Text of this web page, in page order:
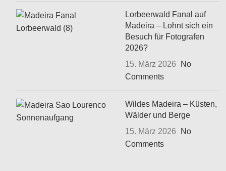
Lorbeerwald Fanal auf
Madeira – Lohnt sich ein
Besuch für Fotografen
2026?
15. März 2026
No
Comments
Wildes Madeira – Küsten,
Wälder und Berge
15. März 2026
No
Comments